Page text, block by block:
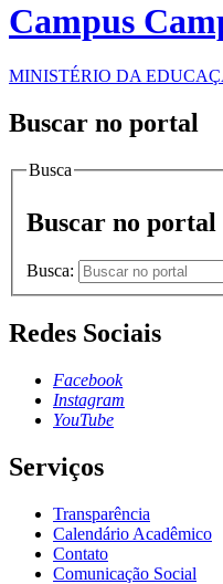
Campus
MINISTÉRIO DA
Buscar no portal
Busca
Buscar no portal
Busca:
Redes Sociais
Facebook
Instagram
YouTube
Serviços
Transparência
Calendário Acadêmico
Contato
Comunicação Social